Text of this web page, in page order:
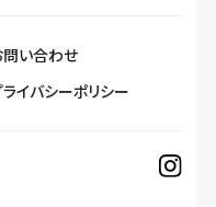
問い合わせ
イバシーポリシー